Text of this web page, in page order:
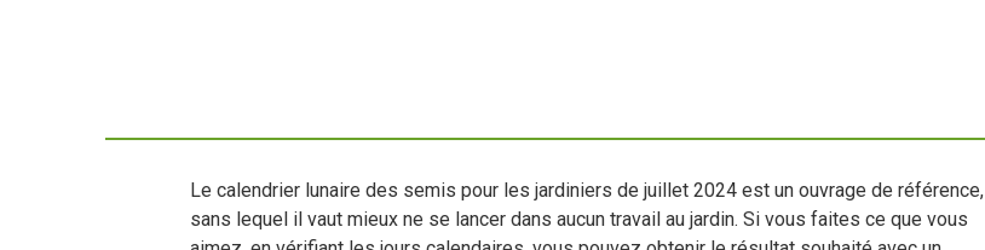
Le calendrier lunaire des semis pour les jardiniers de juillet 2024 est un ouvrage de référence,
sans lequel il vaut mieux ne se lancer dans aucun travail au jardin. Si vous faites ce que vous